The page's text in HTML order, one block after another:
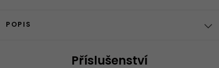
POPIS
Příslušenství